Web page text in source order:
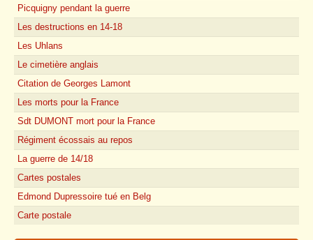
Picquigny pendant la guerre
Les destructions en 14-18
Les Uhlans
Le cimetière anglais
Citation de Georges Lamont
Les morts pour la France
Sdt DUMONT mort pour la France
Régiment écossais au repos
La guerre de 14/18
Cartes postales
Edmond Dupressoire tué en Belg
Carte postale